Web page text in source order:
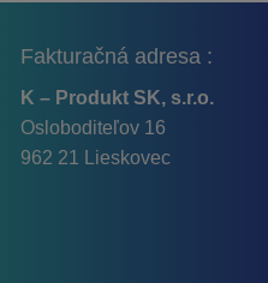
Fakturačná adresa :
K – Produkt SK, s.r.o.
Osloboditeľov 16
962 21 Lieskovec